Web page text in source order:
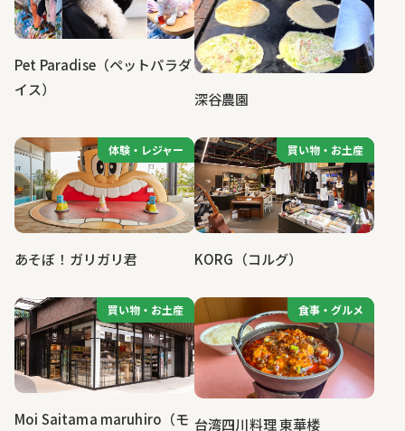
Pet Paradise（ペットパラダ
イス）
深谷農園
体験・レジャー
体験・レジャー
あそぼ！ガリガリ君
買い物・お土産
買い物・お土産
KORG（コルグ）
買い物・お土産
買い物・お土産
Moi Saitama maruhiro（モ
食事・グルメ
食事・グルメ
台湾四川料理 東華楼